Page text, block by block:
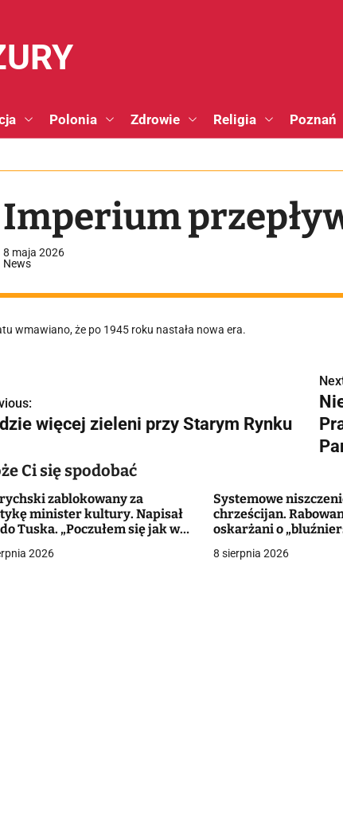
Polonia Zdrowie Religia Poznań
Imperium
8 maja 2026
News
wmawiano, że po 1945 roku nastała nowa era.
więcej zieleni przy Starym Rynku
Ci się spodobać
zablokowany za
minister kultury. Napisał
Tuska. „Poczułem się jak w
totalitarnych”
2026
Systemowe
chrześcijan.
oskarżani o
8 sierpnia 2026